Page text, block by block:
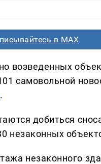
в MAX
возведенных
самовольной
.
добиться
незаконных
незаконного